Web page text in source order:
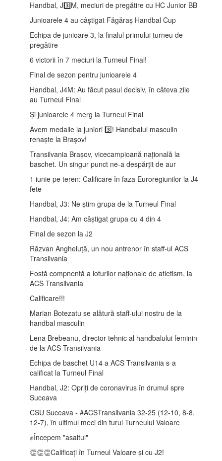
Handbal, J3️⃣M, meciuri de pregătire cu HC Junior BB
Junioarele 4 au câștigat Făgăraș Handbal Cup
Echipa de junioare 3, la finalul primului turneu de
pregătire
6 victorii în 7 meciuri la Turneul Final!
Final de sezon pentru junioarele 4
Handbal, J4M: Au făcut pasul decisiv, în câteva zile
au Turneul Final
Și junioarele 4 merg la Turneul Final
Avem medalie la juniori 3️⃣! Handbalul masculin
renaște la Brașov!
Transilvania Brașov, vicecampioană națională la
baschet. Un singur punct ne-a despărțit de aur
1 iunie pe teren: Calificare în faza Euroregiunilor la J4
fete
Handbal, J3: Ne știm grupa de la Turneul Final
Handbal, J4: Am câștigat grupa cu 4 din 4
Final de sezon la J2
Răzvan Angheluță, un nou antrenor în staff-ul ACS
Transilvania
Fostă compnentă a loturilor naționale de atletism, la
ACS Transilvania
Calificare!!!
Marian Botezatu se alătură staff-ului nostru de la
handbal masculin
Lena Brebeanu, director tehnic al handbalului feminin
de la ACS Transilvania
Echipa de baschet U14 a ACS Transilvania s-a
calificat la Turneul Final
Handbal, J2: Opriți de coronavirus în drumul spre
Suceava
CSU Suceava - #ACSTransilvania 32-25 (12-10, 8-8,
12-7), în ultimul meci din turul Turneului Valoare
✊Începem "asaltul"
👏👏👏Calificați în Turneul Valoare și cu J2!